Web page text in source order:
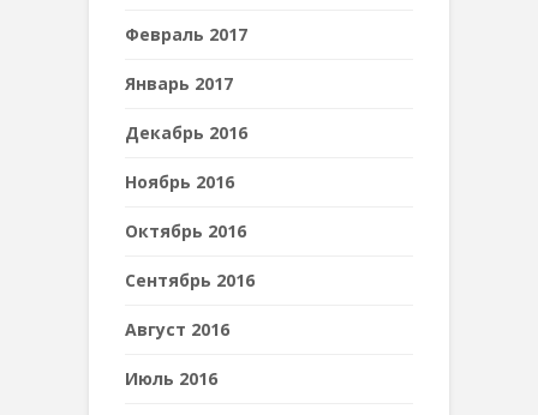
Февраль 2017
Январь 2017
Декабрь 2016
Ноябрь 2016
Октябрь 2016
Сентябрь 2016
Август 2016
Июль 2016